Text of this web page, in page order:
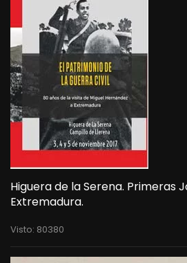
Higuera de la Serena. Primeras
Extremadura.
Visto: 80380